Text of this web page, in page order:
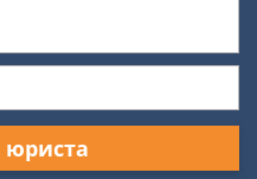
юриста